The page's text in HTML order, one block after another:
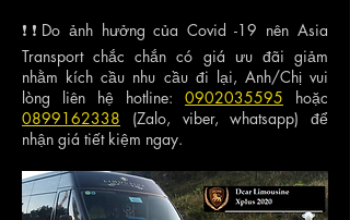
❗❗Do ảnh hưởng của Covid -19 nên Asia
Transport chắc chắn có giá ưu đãi giảm
nhằm kích cầu nhu cầu đi lại, Anh/Chị vui
lòng liên hệ hotline: 0902035595
hoặc
0899162338 (Zalo, viber, whatsapp) để
nhận giá tiết kiệm ngay.